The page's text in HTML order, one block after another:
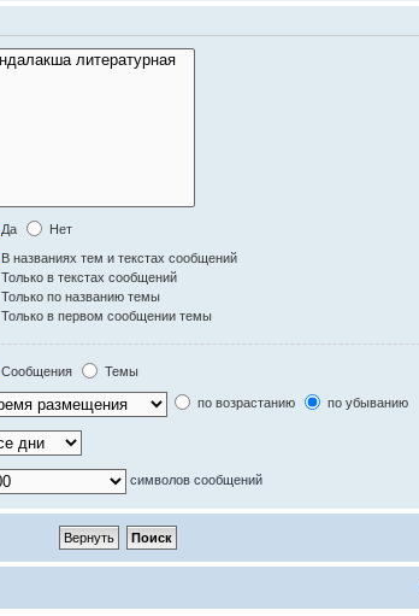
Да
Нет
В названиях тем и текстах сообщений
Только в текстах сообщений
Только по названию темы
Только в первом сообщении темы
Сообщения
Темы
по возрастанию по убыванию
символов сообщений